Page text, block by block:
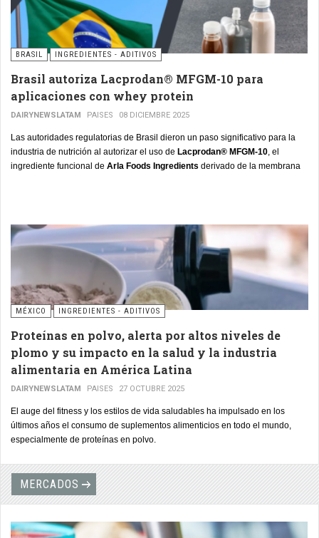
BRASIL INGREDIENTES - ADITIVOS
Brasil autoriza Lacprodan® MFGM-10 para
aplicaciones con whey protein
DAIRYNEWSLATAM PAISES 08 DICIEMBRE 2025
Las autoridades regulatorias de Brasil dieron un paso significativo para la
industria de nutrición al autorizar el uso de Lacprodan® MFGM-10, el
ingrediente funcional de Arla Foods Ingredients derivado de la membrana
MÉXICO INGREDIENTES - ADITIVOS
Proteínas en polvo, alerta por altos niveles de
plomo y su impacto en la salud y la industria
alimentaria en América Latina
DAIRYNEWSLATAM PAISES 27 OCTUBRE 2025
El auge del fitness y los estilos de vida saludables ha impulsado en los
últimos años el consumo de suplementos alimenticios en todo el mundo,
especialmente de proteínas en polvo.
MERCADOS